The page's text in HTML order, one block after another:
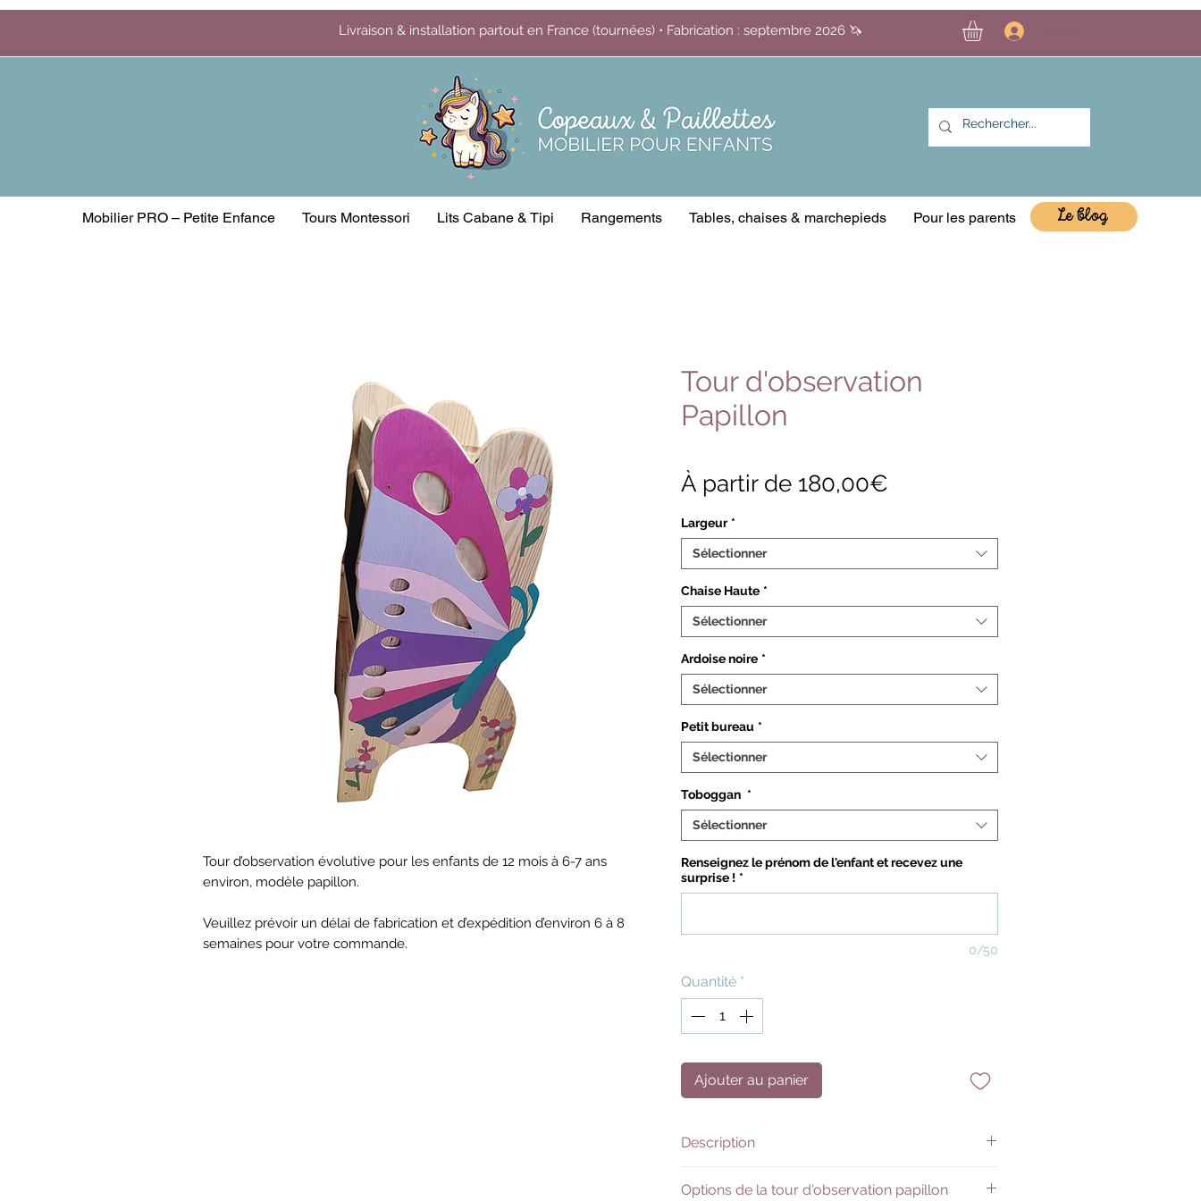
Livraison & installation partout en France (tournées) • Fabrication : septembre 2026 🦄
Mobilier PRO – Petite Enfance Tours Montessori Lits Cabane & Tipi Rangements Tables, chaises & marchepieds Pour les parents Le blog
Tour d’observation évolutive pour les enfants de 12 mois à 6-7 ans
environ, modèle papillon.
Veuillez prévoir un délai de fabrication et d’expédition d’environ 6 à 8
semaines pour votre commande.
Tour d'observation
Papillon
À partir de 180,00€
Largeur *
Sélectionner
Chaise Haute *
Sélectionner
Ardoise noire *
Sélectionner
Petit bureau *
Sélectionner
Toboggan *
Sélectionner
Renseignez le prénom de l'enfant et recevez une
surprise ! *
0/50
Quantité *
Ajouter au panier
Description
notre Tour d’Observation Papillon 🦋
Options de la tour d'observation papillon